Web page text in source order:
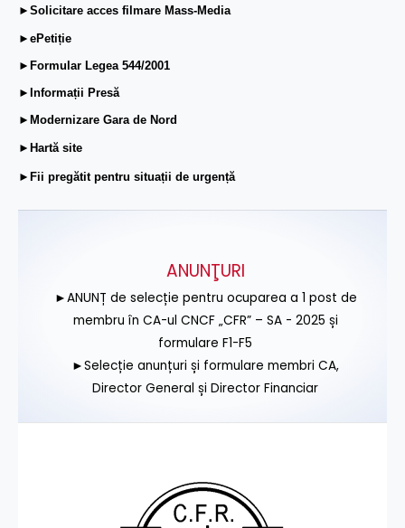
►Solicitare acces filmare Mass-Media
►ePetiție
►Formular Legea 544/2001
►Informații Presă
►Modernizare Gara de Nord
►Hartă site
►Fii pregătit pentru situații de urgență
ANUNŢURI
►ANUNȚ de selecție pentru ocuparea a 1 post de
membru în CA-ul CNCF „CFR” – SA - 2025 și
formulare F1-F5
►Selecție anunțuri și formulare membri CA,
Director General și Director Financiar